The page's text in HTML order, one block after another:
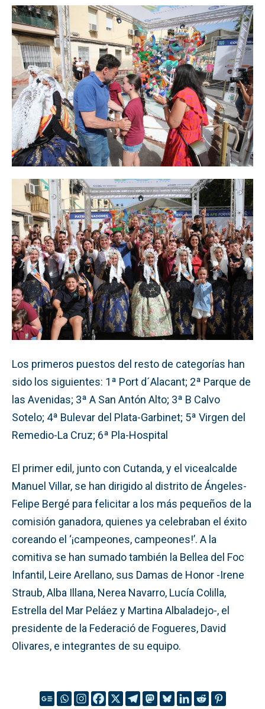
Los primeros puestos del resto de categorías han
sido los siguientes: 1ª Port d´Alacant; 2ª Parque de
las Avenidas; 3ª A San Antón Alto; 3ª B Calvo
Sotelo; 4ª Bulevar del Plata-Garbinet; 5ª Virgen del
Remedio-La Cruz; 6ª Pla-Hospital
El primer edil, junto con Cutanda, y el vicealcalde
Manuel Villar, se han dirigido al distrito de Ángeles-
Felipe Bergé para felicitar a los más pequeños de la
comisión ganadora, quienes ya celebraban el éxito
coreando el ‘¡campeones, campeones!’. A la
comitiva se han sumado también la Bellea del Foc
Infantil, Leire Arellano, sus Damas de Honor -Irene
Straub, Alba Illana, Nerea Navarro, Lucía Colilla,
Estrella del Mar Peláez y Martina Albaladejo-, el
presidente de la Federació de Fogueres, David
Olivares, e integrantes de su equipo.